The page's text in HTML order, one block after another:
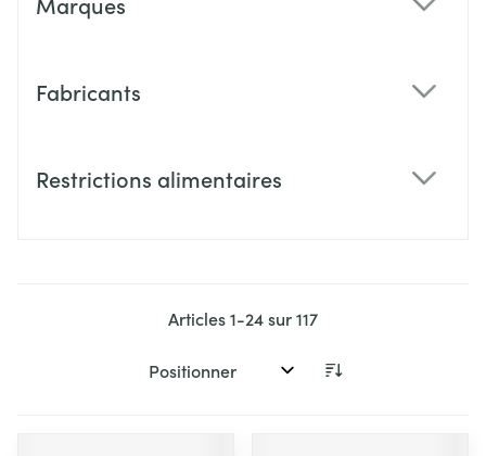
Fabricants
Restrictions alimentaires
Articles1-24sur117
Trier par: